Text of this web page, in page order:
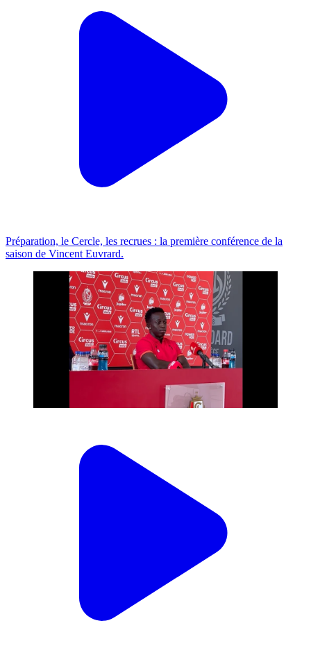
Préparation, le Cercle, les recrues : la première conférence de la
saison de Vincent Euvrard.